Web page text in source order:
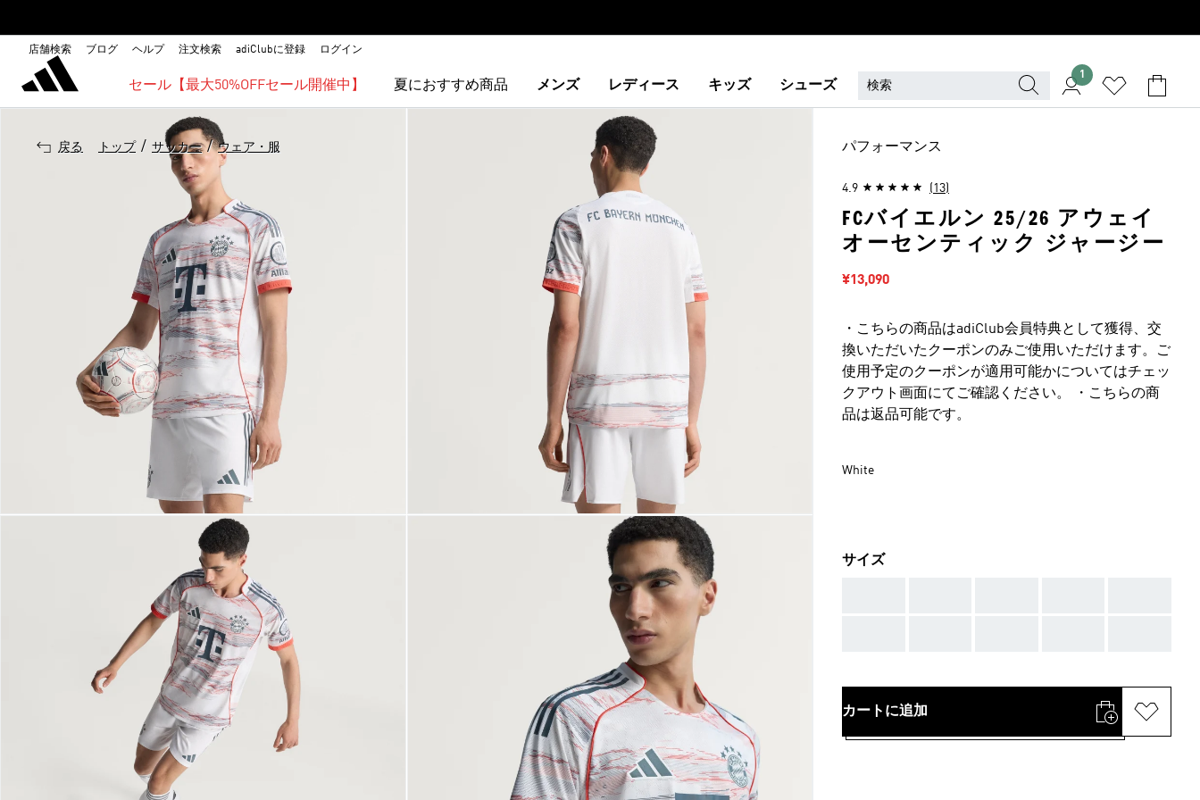
店舗検索 ブログ ヘルプ 注文検索 adiClubに登録 ログイン
セール【最大50%OFFセール開催中】 夏におすすめ商品 メンズ レディース キッズ シューズ
1
戻る トップ / サッカー / ウェア・服 パフォーマンス
4.9 (13)
FCバイエルン 25/26 アウェイ
オーセンティック ジャージー
セール価格
¥13,090
・こちらの商品はadiClub会員特典として獲得、交
換いただいたクーポンのみご使用いただけます。ご
使用予定のクーポンが適用可能かについてはチェッ
クアウト画面にてご確認ください。 ・こちらの商
品は返品可能です。
White
サイズ
カートに追加